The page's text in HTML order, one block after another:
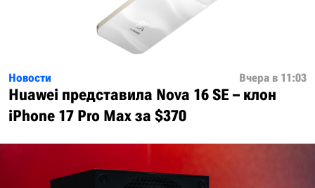
Новости Вчера в 11:03
Huawei представила Nova 16 SE – клон
iPhone 17 Pro Max за $370